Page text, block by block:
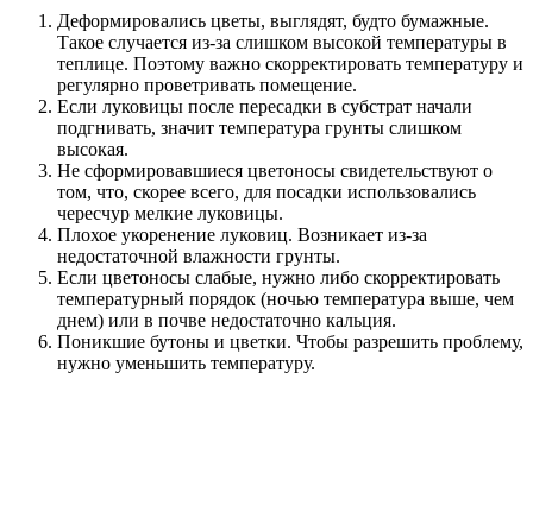
Деформировались цветы, выглядят, будто бумажные.
Такое случается из-за слишком высокой температуры в
теплице. Поэтому важно скорректировать температуру и
регулярно проветривать помещение.
Если луковицы после пересадки в субстрат начали
подгнивать, значит температура грунты слишком
высокая.
Не сформировавшиеся цветоносы свидетельствуют о
том, что, скорее всего, для посадки использовались
чересчур мелкие луковицы.
Плохое укоренение луковиц. Возникает из-за
недостаточной влажности грунты.
Если цветоносы слабые, нужно либо скорректировать
температурный порядок (ночью температура выше, чем
днем) или в почве недостаточно кальция.
Поникшие бутоны и цветки. Чтобы разрешить проблему,
нужно уменьшить температуру.